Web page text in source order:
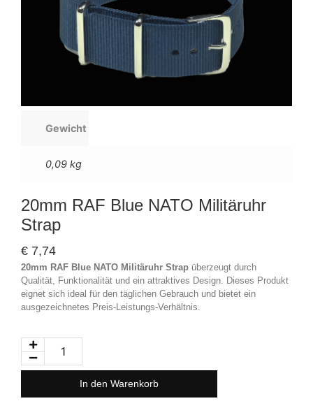
Gewicht
0,09 kg
20mm RAF Blue NATO Militäruhr
Strap
€ 7,74
20mm RAF Blue NATO Militäruhr Strap überzeugt durch
Qualität, Funktionalität und ein attraktives Design. Dieses Produkt
eignet sich ideal für den täglichen Gebrauch und bietet ein
ausgezeichnetes Preis-Leistungs-Verhältnis.
In den Warenkorb